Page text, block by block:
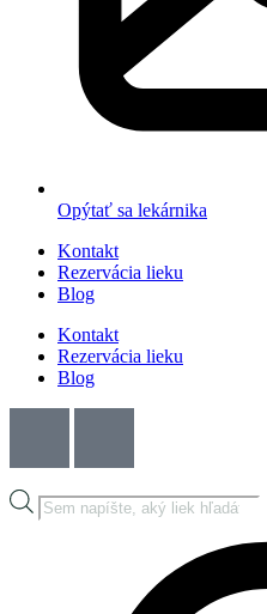
Opýtať sa lekárnika
Kontakt
Rezervácia lieku
Blog
Kontakt
Rezervácia lieku
Blog
Products
search